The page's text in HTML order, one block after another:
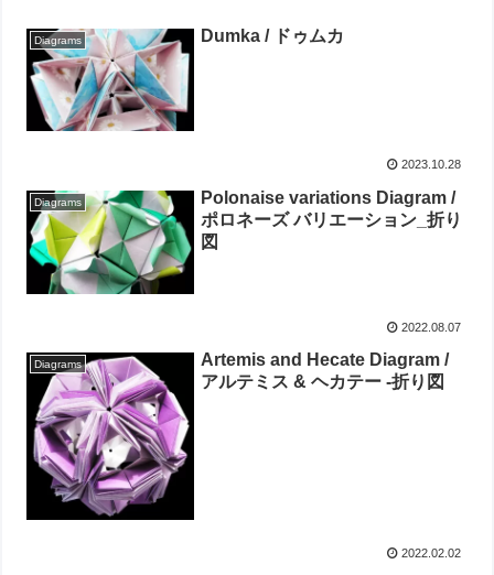
Diagrams Dumka / ドゥムカ
2023.10.28
Diagrams
Polonaise variations Diagram /
ポロネーズ バリエーション_折り
図
2022.08.07
Diagrams
Artemis and Hecate Diagram /
アルテミス & ヘカテー -折り図
2022.02.02